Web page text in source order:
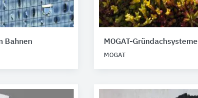
Bahnen MOGAT-Gründachsysteme
MOGAT